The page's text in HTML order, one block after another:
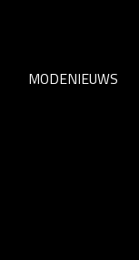
MODENIEUWS